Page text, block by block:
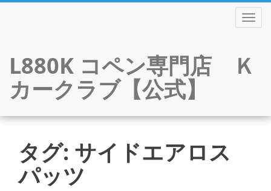
L880K コペン専門店 Ｋ
カークラブ【公式】
content
タグ: サイドエアロス
パッツ